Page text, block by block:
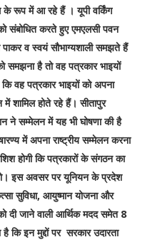
के रूप में आ रहे हैं । यूपी वर्किंग
संबोधित करते हुए एमएलसी पवन
व स्वयं सौभाग्यशाली समझते हैं
है तो वह पत्रकार भाइयों
वह पत्रकार भाइयों को अपना
शामिल होते रहे हैं। सीतापुर
ने सम्मेलन में यह भी घोषणा की है
में अपना राष्ट्रीय सम्मेलन करना
होगी कि पत्रकारों के संगठन का
इस अवसर पर यूनियन के प्रदेश
सुविधा, आयुष्मान योजना और
दी जाने वाली आर्थिक मदद समेत 8
इन मुद्दों पर सरकार उदारता